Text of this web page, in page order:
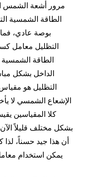
مرور أشعة الشمس
بوصة عادي،
التظليل معامل
الداخل بشكل
التظليل هو
الإشعاع الشمسي لا
كلا المقياسين
بشكل مختلف قليلاً
أن هذا جيد حسناً، لذا
يمكن استخدام